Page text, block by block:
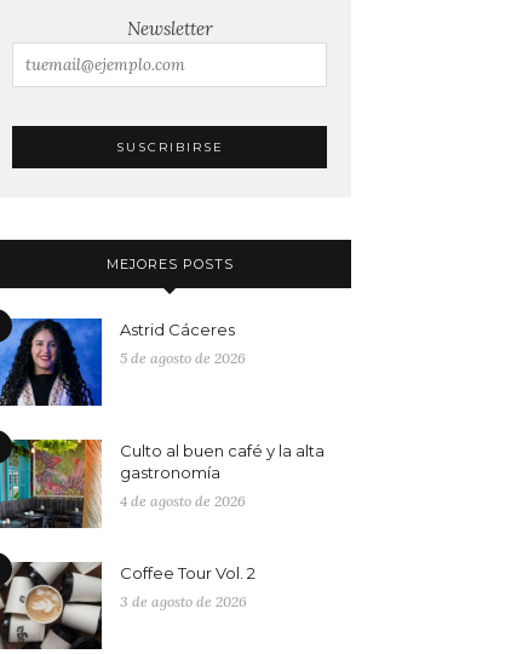
Newsletter
MEJORES POSTS
Astrid Cáceres
5 de agosto de 2026
Culto al buen café y la alta
gastronomía
4 de agosto de 2026
Coffee Tour Vol. 2
3 de agosto de 2026